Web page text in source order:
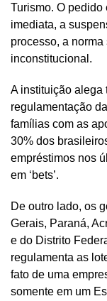
Turismo. O pedido
imediata, a
processo, a
inconstitucional.
A instituição alega
regulamentação
famílias com as
30% dos
empréstimos nos
em ‘bets’.
De outro lado, os
Gerais, Paraná,
e do Distrito
regulamenta as
fato de uma
somente em um